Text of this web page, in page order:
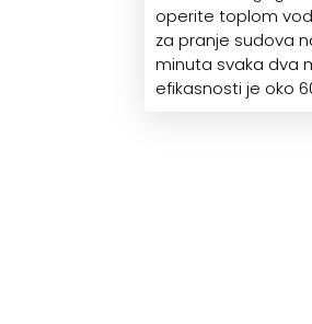
operite toplom
za pranje sudova
minuta svaka dva
efikasnosti je oko